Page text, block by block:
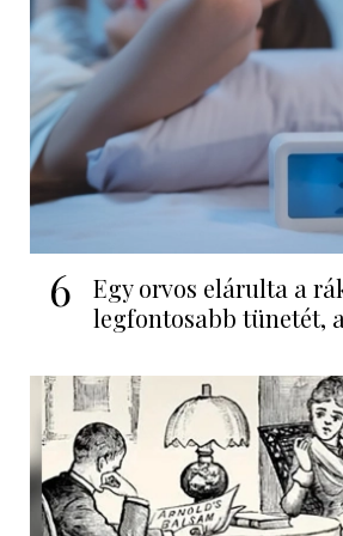
6
Egy orvos elárulta a
legfontosabb tünetét,